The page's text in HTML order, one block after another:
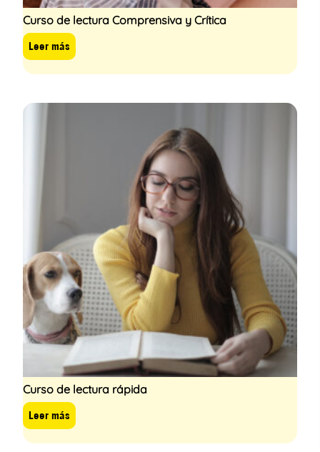
Curso de lectura Comprensiva y Crítica
Leer más
Curso de lectura rápida
Leer más